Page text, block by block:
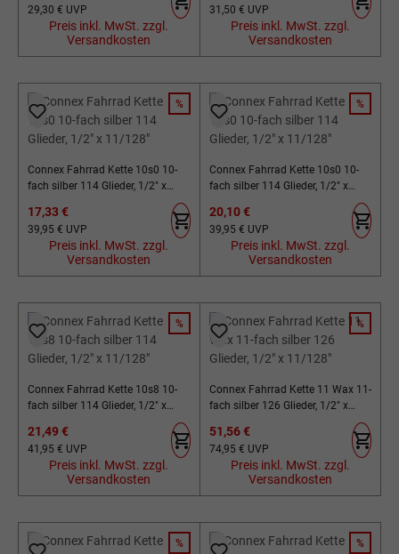
Regulärer Preis:
29,30 € UVP
Preis inkl. MwSt. zzgl.
Versandkosten
Regulärer Preis:
31,50 € UVP
Preis inkl. MwSt. zzgl.
Versandkosten
RABATT
%
Connex Fahrrad Kette 10s0 10-
fach silber 114 Glieder, 1/2" x
Verkaufspreis:
17,33 €
Regulärer Preis:
39,95 € UVP
Preis inkl. MwSt. zzgl.
Versandkosten
RABATT
%
Connex Fahrrad Kette 10s0 10-
fach silber 114 Glieder, 1/2" x
Verkaufspreis:
20,10 €
Regulärer Preis:
39,95 € UVP
Preis inkl. MwSt. zzgl.
Versandkosten
RABATT
%
Connex Fahrrad Kette 10s8 10-
fach silber 114 Glieder, 1/2" x
Verkaufspreis:
21,49 €
Regulärer Preis:
41,95 € UVP
Preis inkl. MwSt. zzgl.
Versandkosten
RABATT
%
Connex Fahrrad Kette 11 Wax 11-
fach silber 126 Glieder, 1/2" x
Verkaufspreis:
51,56 €
Regulärer Preis:
74,95 € UVP
Preis inkl. MwSt. zzgl.
Versandkosten
RABATT
% RABATT
%